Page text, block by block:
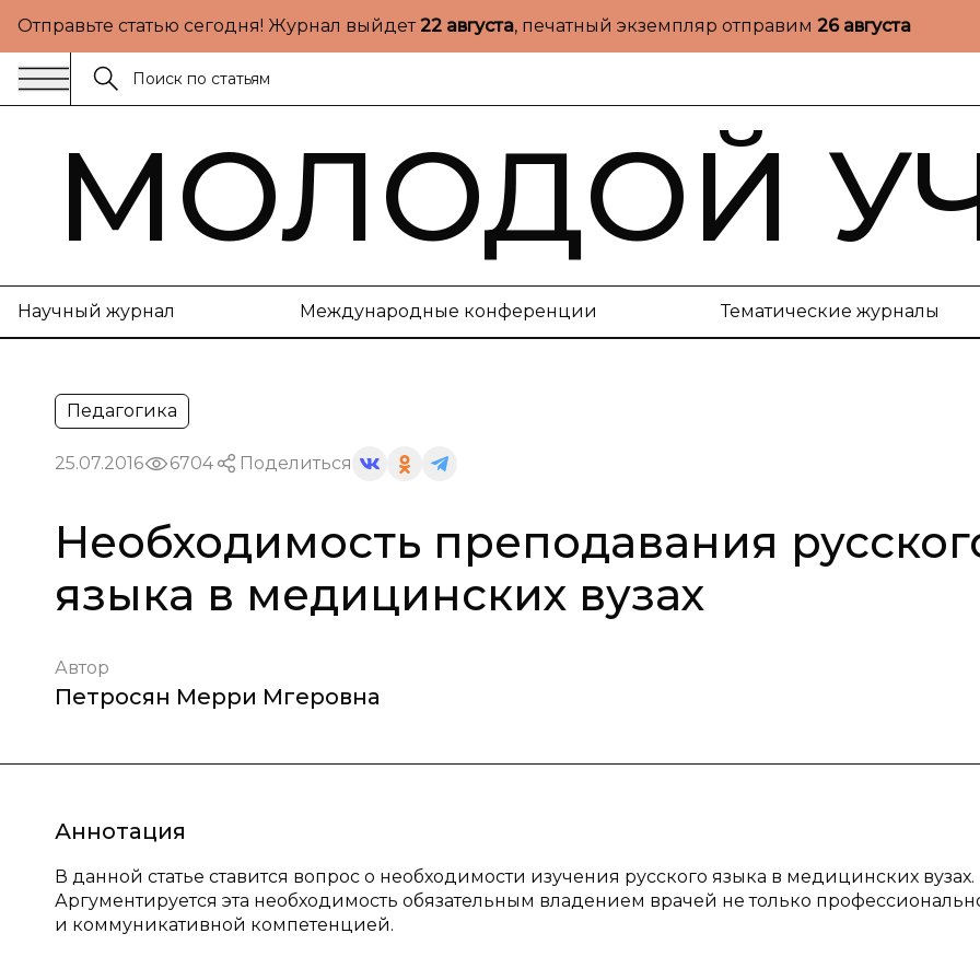
Отправьте статью сегодня! Журнал выйдет22 августа, печатный экземпляр отправим 26 августа
МОЛОДОЙ
Научный журнал Международные конференции Тематические журналы
Педагогика
25.07.2016 6704 Поделиться
Необходимость преподавания
языка в медицинских вузах
Автор
Петросян Мерри Мгеровна
Аннотация
В данной статье ставится вопрос о необходимости изучения русского языка в медицинских вузах.
Аргументируется эта необходимость обязательным владением врачей не только
и коммуникативной компетенцией.